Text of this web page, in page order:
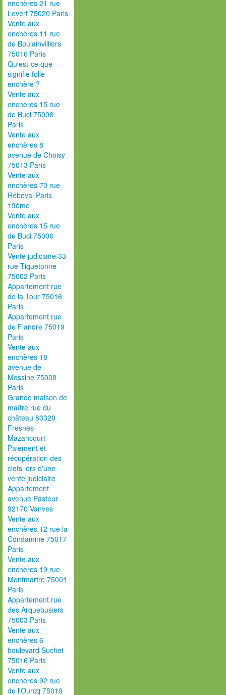
enchères 21 rue
Levert 75020 Paris
Vente aux
enchères 11 rue
de Boulainvilliers
75016 Paris
Qu'est-ce que
signifie folle
enchère ?
Vente aux
enchères 15 rue
de Buci 75006
Paris
Vente aux
enchères 8
avenue de Choisy
75013 Paris
Vente aux
enchères 70 rue
Rébeval Paris
19ème
Vente aux
enchères 15 rue
de Buci 75006
Paris
Vente judiciaire 33
rue Tiquetonne
75002 Paris
Appartement rue
de la Tour 75016
Paris
Appartement rue
de Flandre 75019
Paris
Vente aux
enchères 18
avenue de
Messine 75008
Paris
Grande maison de
maître rue du
château 80320
Fresnes-
Mazancourt
Paiement et
récupération des
clefs lors d'une
vente judiciaire
Appartement
avenue Pasteur
92170 Vanves
Vente aux
enchères 12 rue la
Condamine 75017
Paris
Vente aux
enchères 19 rue
Montmartre 75001
Paris
Appartement rue
des Arquebusiers
75003 Paris
Vente aux
enchères 6
boulevard Suchet
75016 Paris
Vente aux
enchères 92 rue
de l'Ourcq 75019